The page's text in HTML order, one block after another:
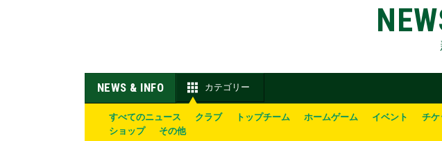
NEWS & INFO カテゴリー
すべてのニュース クラブ トップチーム ホームゲーム イベント チケ
ショップ
その他